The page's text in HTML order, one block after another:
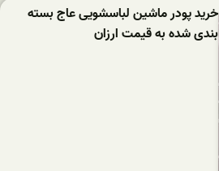
خرید پودر ماشین لباسشویی عاج بسته
بندی شده به قیمت ارزان